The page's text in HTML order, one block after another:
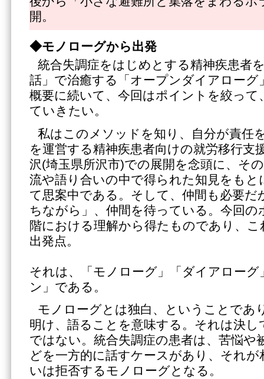
開。
◆モノローグから出発
統合失調症をはじめとする精神疾患者
話」で治癒する「オープンダイアローグ
概要に続いて、今回はポイントを絞って
ていきたい。
私はこのメソッドを知り、自分が責任
を運営する精神疾患者向けの就労移行支
沢(埼玉県所沢市)での展開を念頭に、そ
流や語り合いの中で得られた知見をも
て思案中である。そして、仲間も必要だ
ちながら」、仲間を待っている。今回の
階における理解から得たものであり、
出発点。
それは、「モノローグ」「ダイアロー
ン」である。
モノローグとは独白、ということであ
明け、語ることを意味する。それは決
ではない。統合失調症の患者は、苦悩や
どを一方的に話すケースがあり、それ
いは拒否するモノローグとなる。